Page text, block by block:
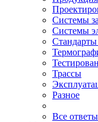
Системы
Системы
Трассы
Разное
Все ответы